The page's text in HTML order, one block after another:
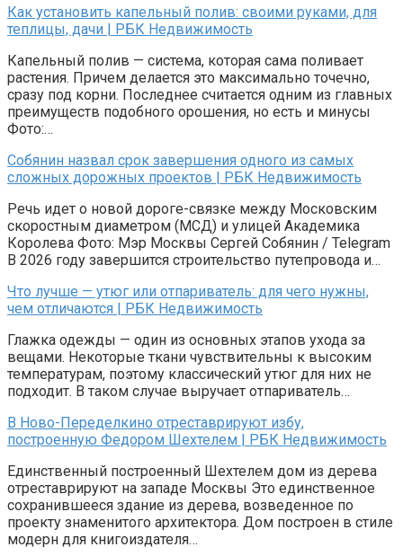
Как установить капельный полив: своими руками, для
теплицы, дачи | РБК Недвижимость
Капельный полив — система, которая сама поливает
растения. Причем делается это максимально точечно,
сразу под корни. Последнее считается одним из главных
преимуществ подобного орошения, но есть и минусы
Фото:…
Собянин назвал срок завершения одного из самых
сложных дорожных проектов | РБК Недвижимость
Речь идет о новой дороге-связке между Московским
скоростным диаметром (МСД) и улицей Академика
Королева Фото: Мэр Москвы Сергей Собянин / Telegram
В 2026 году завершится строительство путепровода и…
Что лучше — утюг или отпариватель: для чего нужны,
чем отличаются | РБК Недвижимость
Глажка одежды — один из основных этапов ухода за
вещами. Некоторые ткани чувствительны к высоким
температурам, поэтому классический утюг для них не
подходит. В таком случае выручает отпариватель…
В Ново-Переделкино отреставрируют избу,
построенную Федором Шехтелем | РБК Недвижимость
Единственный построенный Шехтелем дом из дерева
отреставрируют на западе Москвы Это единственное
сохранившееся здание из дерева, возведенное по
проекту знаменитого архитектора. Дом построен в стиле
модерн для книгоиздателя…